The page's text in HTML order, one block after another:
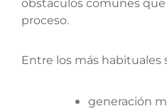
obstáculos comunes que
proceso.
Entre los más habituales
generación